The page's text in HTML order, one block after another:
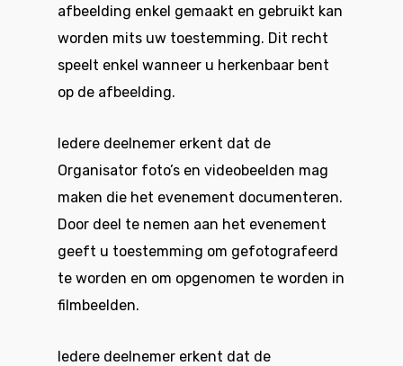
afbeelding enkel gemaakt en gebruikt kan
worden mits uw toestemming. Dit recht
speelt enkel wanneer u herkenbaar bent
op de afbeelding.
Iedere deelnemer erkent dat de
Organisator foto’s en videobeelden mag
maken die het evenement documenteren.
Door deel te nemen aan het evenement
geeft u toestemming om gefotografeerd
te worden en om opgenomen te worden in
filmbeelden.
Iedere deelnemer erkent dat de